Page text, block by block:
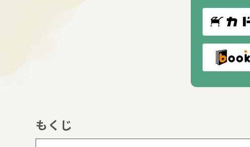
もくじ
もくじを